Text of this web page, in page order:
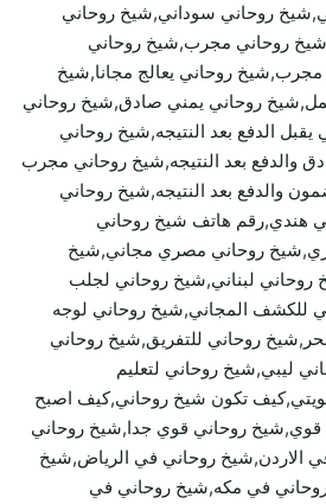
روحاني سوداني,شيخ روحاني
روحاني مجرب,شيخ روحاني
روحاني يعالج مجانا,شيخ
روحاني يمني صادق,شيخ روحاني
الدفع بعد النتيجه,شيخ روحاني
والدفع بعد النتيجه,شيخ روحاني مجرب
والدفع بعد النتيجه,شيخ روحاني
هندي,رقم هاتف شيخ روحاني
روحاني مصري مجاني,شيخ
لبناني,شيخ روحاني لجلب
للكشف المجاني,شيخ روحاني لوجه
روحاني للتفريق,شيخ روحاني
ليبي,شيخ روحاني لتعليم
تكون شيخ روحاني,كيف اصبح
روحاني قوي جدا,شيخ روحاني
الاردن,شيخ روحاني في الرياض,شيخ
في مكه,شيخ روحاني في